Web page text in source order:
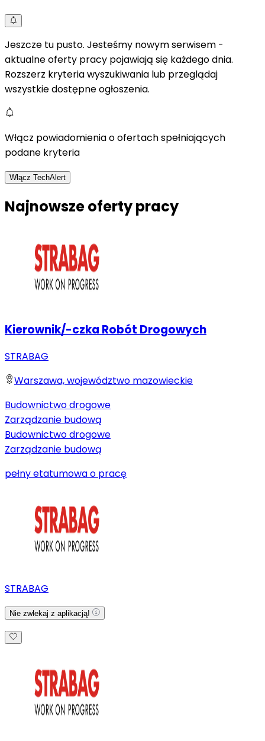
Jeszcze tu pusto. Jesteśmy nowym serwisem -
aktualne oferty pracy pojawiają się każdego dnia.
Rozszerz kryteria wyszukiwania lub przeglądaj
wszystkie dostępne ogłoszenia.
Włącz powiadomienia o ofertach spełniających
podane kryteria
Włącz TechAlert
Najnowsze oferty pracy
Kierownik/-czka Robót Drogowych
STRABAG
Warszawa, województwo mazowieckie
Budownictwo drogowe
Zarządzanie budową
Budownictwo drogowe
Zarządzanie budową
pełny etatumowa o pracę
STRABAG
Nie zwlekaj z aplikacją!